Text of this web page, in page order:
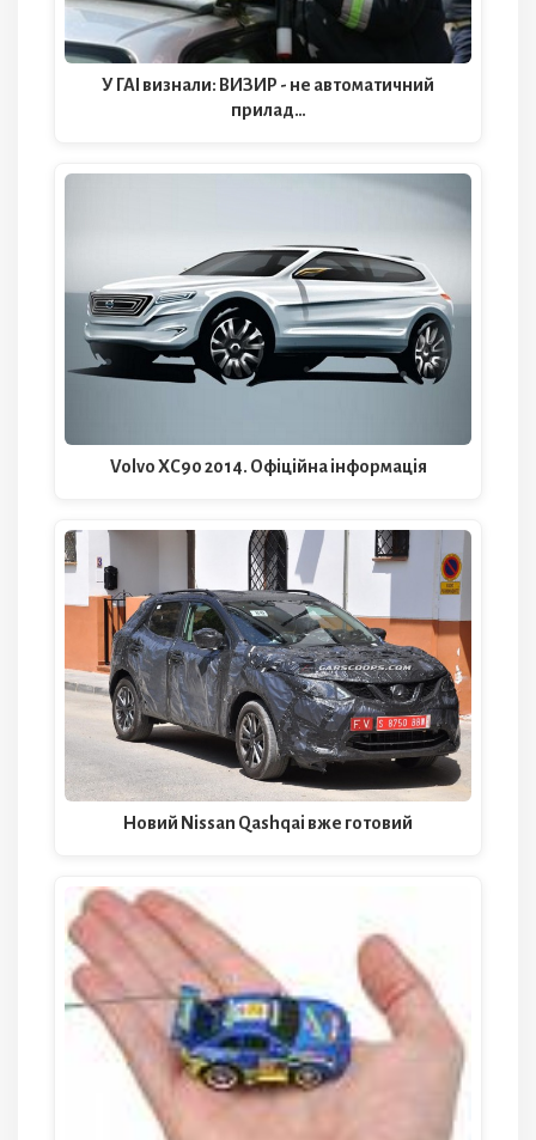
У ГАІ визнали: ВИЗИР - не автоматичний
прилад…
Volvo XC90 2014. Офіційна інформація
Новий Nissan Qashqai вже готовий